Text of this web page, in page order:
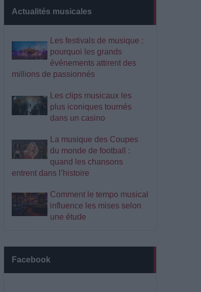
Actualités musicales
Les festivals de musique :
pourquoi les grands
événements attirent des
millions de passionnés
Les clips musicaux les
plus iconiques tournés
dans un casino
La musique des Coupes
du monde de football :
quand les chansons
entrent dans l’histoire
Comment le tempo musical
influence les mises selon
une étude
Facebook